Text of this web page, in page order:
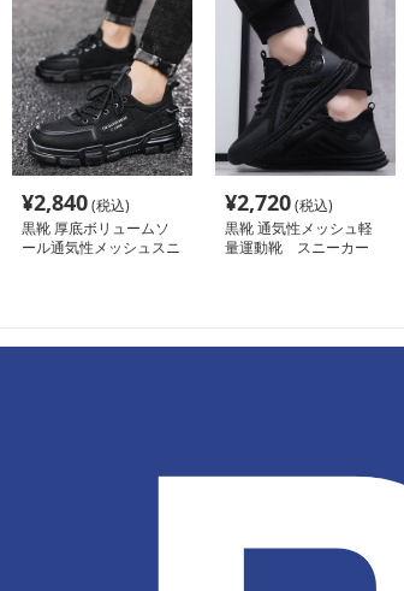
¥2,840(税込)
黒靴 厚底ボリュームソ
ール通気性メッシュスニ
¥2,720(税込)
黒靴 通気性メッシュ軽
量運動靴 スニーカー